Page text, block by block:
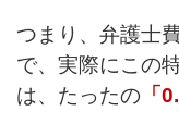
つまり、弁護士
で、実際にこの
は、たったの 「